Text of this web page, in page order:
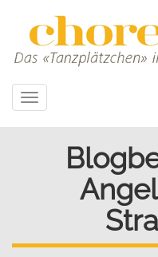
Toggle
navigation